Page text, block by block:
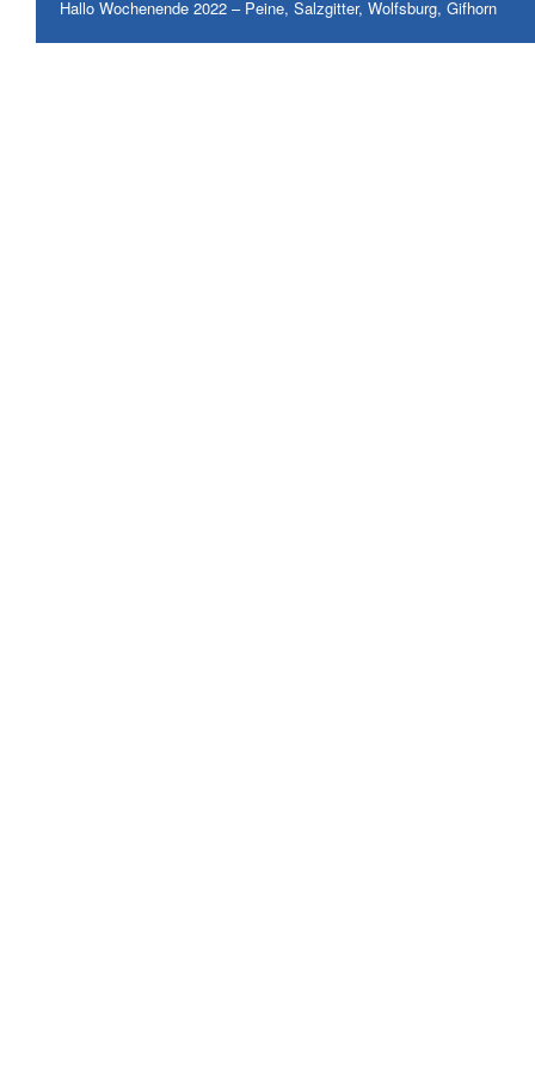
Hallo Wochenende 2022 – Peine, Salzgitter, Wolfsburg, Gifhorn